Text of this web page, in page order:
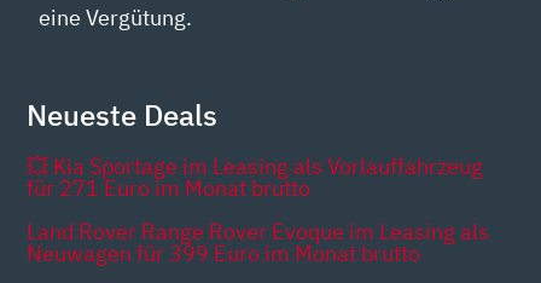
eine Vergütung.
Neueste Deals
💥 Kia Sportage im Leasing als Vorlauffahrzeug
für 271 Euro im Monat brutto
Land Rover Range Rover Evoque im Leasing als
Neuwagen für 399 Euro im Monat brutto